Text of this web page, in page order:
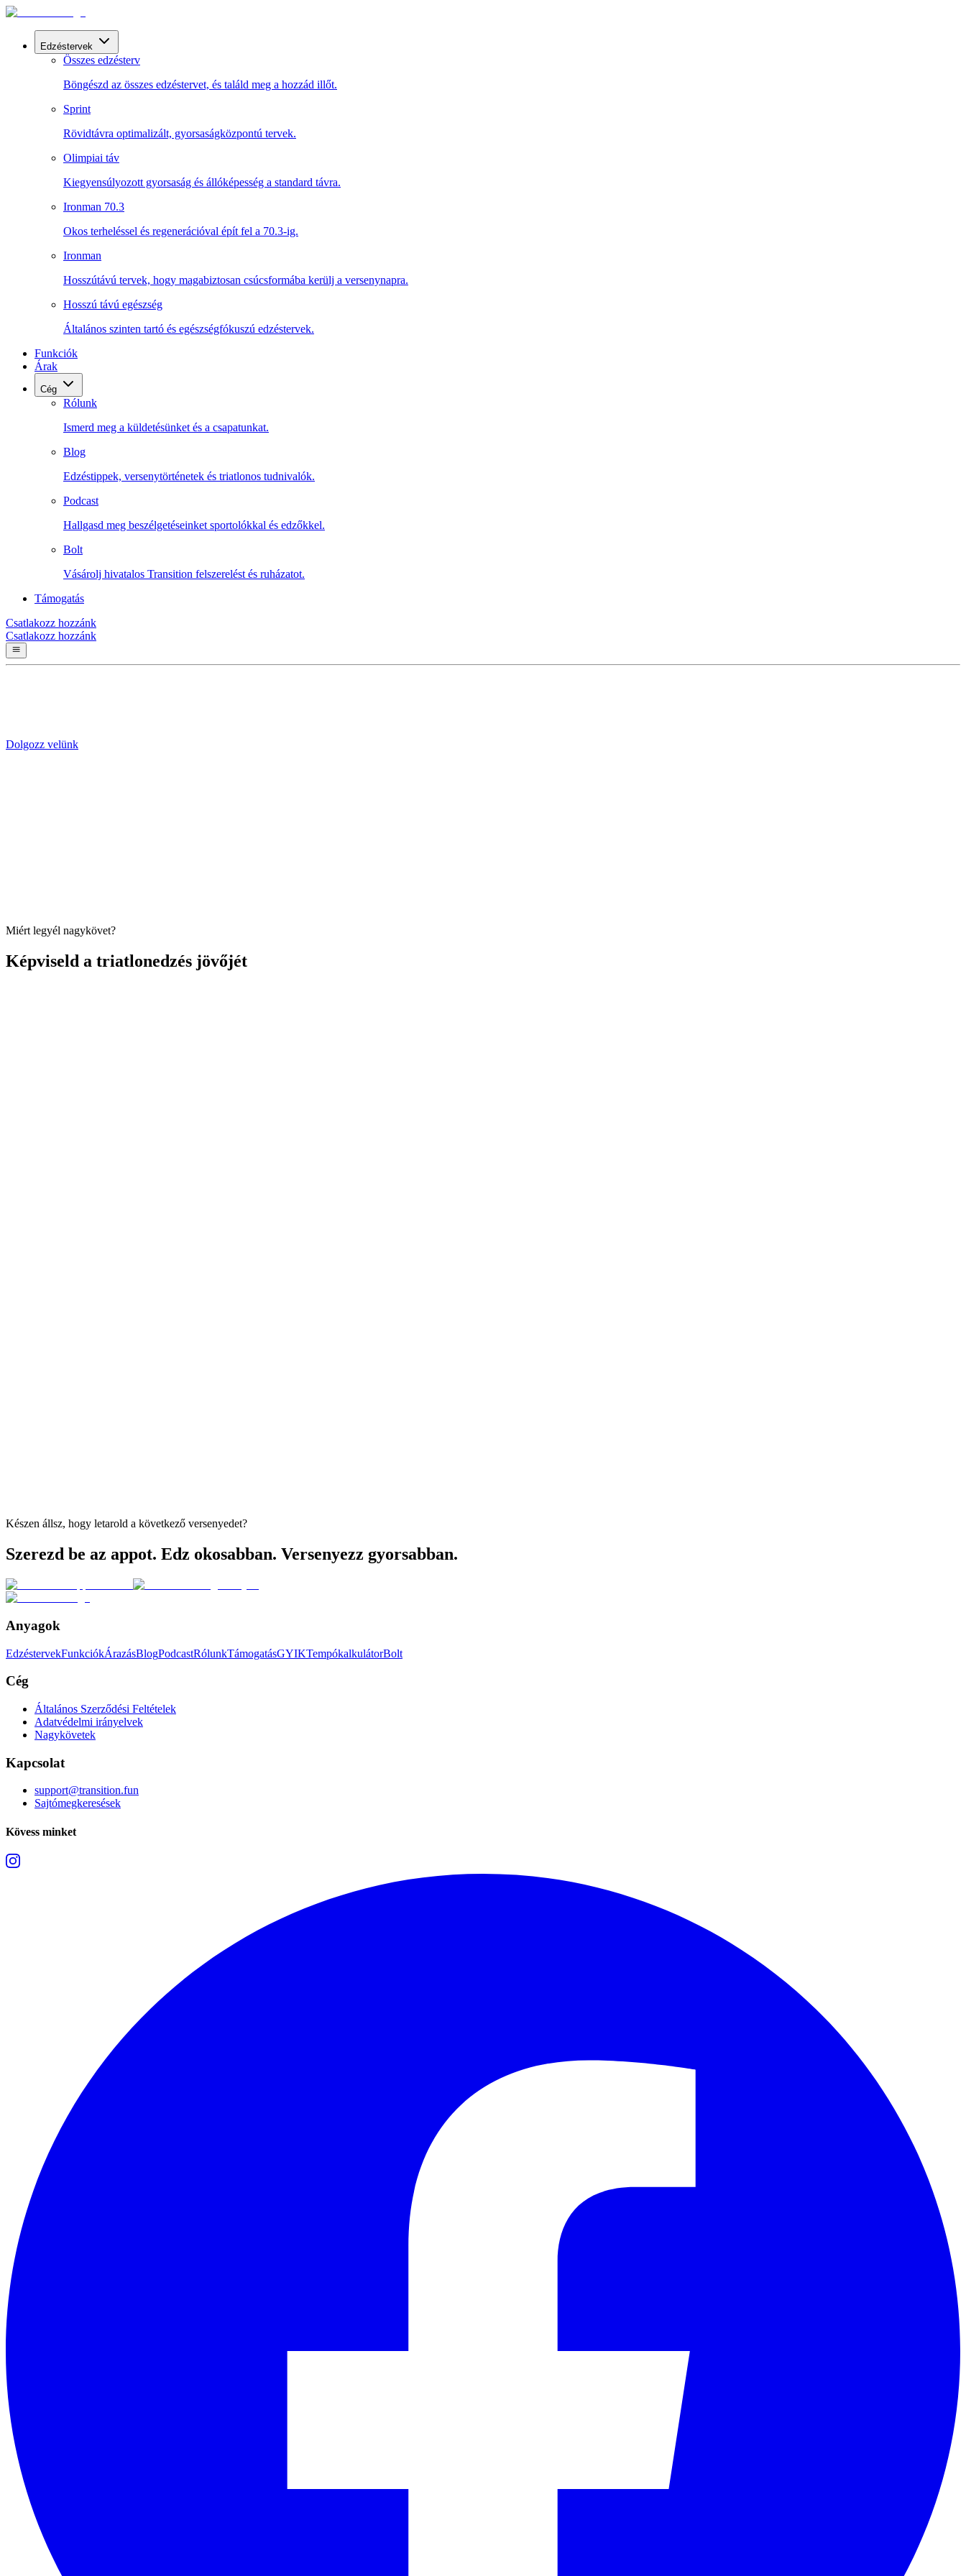
Edzéstervek
Összes edzésterv
Böngészd az összes edzéstervet, és találd meg a hozzád illőt.
Sprint
Rövidtávra optimalizált, gyorsaságközpontú tervek.
Olimpiai táv
Kiegyensúlyozott gyorsaság és állóképesség a standard távra.
Ironman 70.3
Okos terheléssel és regenerációval épít fel a 70.3-ig.
Ironman
Hosszútávú tervek, hogy magabiztosan csúcsformába kerülj a versenynapra.
Hosszú távú egészség
Általános szinten tartó és egészségfókuszú edzéstervek.
Funkciók
Árak
Cég
Rólunk
Ismerd meg a küldetésünket és a csapatunkat.
Blog
Edzéstippek, versenytörténetek és triatlonos tudnivalók.
Podcast
Hallgasd meg beszélgetéseinket sportolókkal és edzőkkel.
Bolt
Vásárolj hivatalos Transition felszerelést és ruházatot.
Támogatás
Csatlakozz hozzánk
Csatlakozz hozzánk
Dolgozz velünk
Miért legyél nagykövet?
Képviseld a triatlonedzés jövőjét
Készen állsz, hogy letarold a következő versenyedet?
Szerezd be az appot. Edz okosabban. Versenyezz gyorsabban.
Anyagok
EdzéstervekFunkciókÁrazásBlogPodcastRólunkTámogatásGYIKTempókalkulátorBolt
Cég
Általános Szerződési Feltételek
Adatvédelmi irányelvek
Nagykövetek
Kapcsolat
support@transition.fun
Sajtómegkeresések
Kövess minket